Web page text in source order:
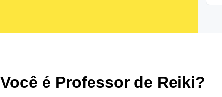
Você é Professor de Reiki?